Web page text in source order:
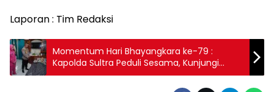
Laporan : Tim Redaksi
Momentum Hari Bhayangkara ke-79 :
Kapolda Sultra Peduli Sesama, Kunjungi
Personel dan Purnawirawan Sakit